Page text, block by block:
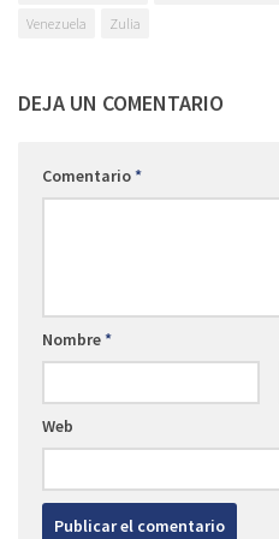
Venezuela
Zulia
DEJA UN COMENTARIO
Comentario*
Nombre*
Web